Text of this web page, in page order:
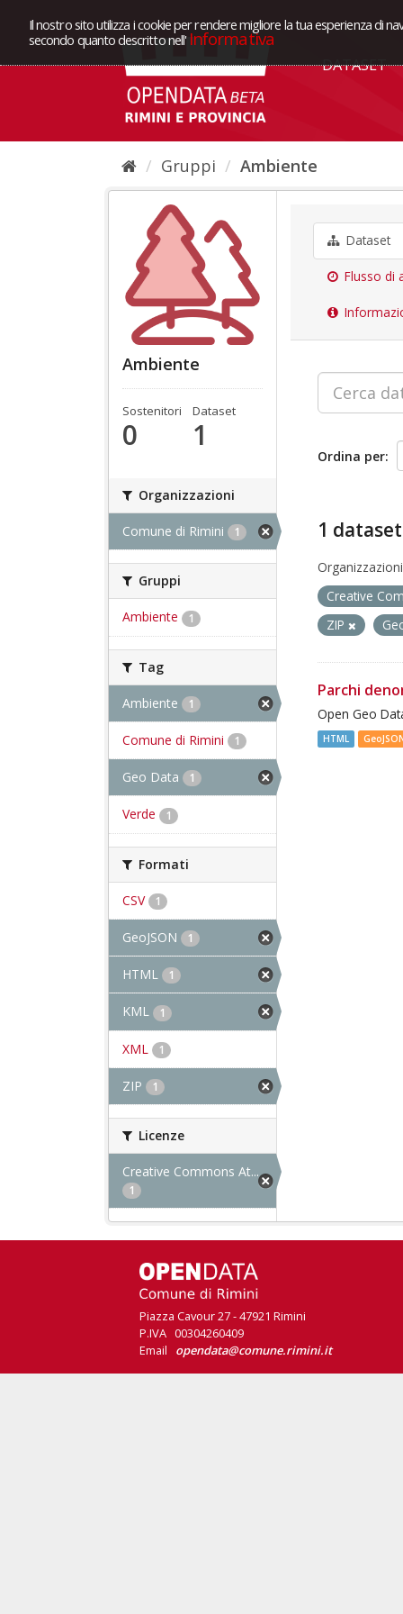
Il nostro sito utilizza i cookie per rendere migliore la tua esperienza di
secondo quanto descritto nell' Informativa
DATASET
Gruppi Ambiente
Ambiente
Sostenitori
0
Dataset
1
Organizzazioni
Comune di Rimini 1
Gruppi
Ambiente 1
Tag
Ambiente 1
Comune di Rimini 1
Geo Data 1
Verde 1
Formati
CSV 1
GeoJSON 1
HTML 1
KML 1
XML 1
ZIP 1
Licenze
Creative Commons At...
1
Dataset
Flusso di
Ordina per
1
Creative
ZIP
Parchi
Open Geo
HTML
Piazza Cavour 27 - 47921 Rimini
P.IVA 00304260409
Email opendata@comune.rimini.it